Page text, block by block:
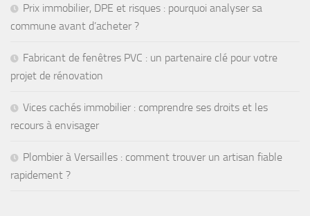
Prix immobilier, DPE et risques : pourquoi analyser sa
commune avant d’acheter ?
Fabricant de fenêtres PVC : un partenaire clé pour votre
projet de rénovation
Vices cachés immobilier : comprendre ses droits et les
recours à envisager
Plombier à Versailles : comment trouver un artisan fiable
rapidement ?